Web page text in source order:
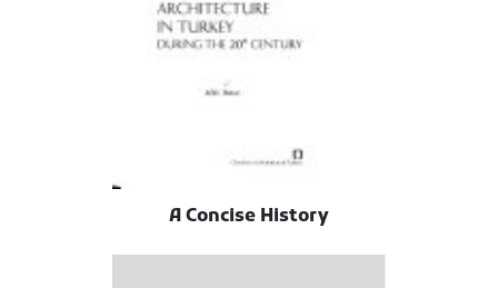
A Concise History